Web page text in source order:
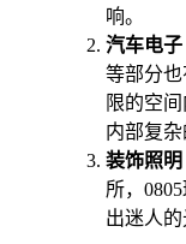
响。
汽车电子
等部分
限的空
内部复杂
装饰照明
所，
出迷人的